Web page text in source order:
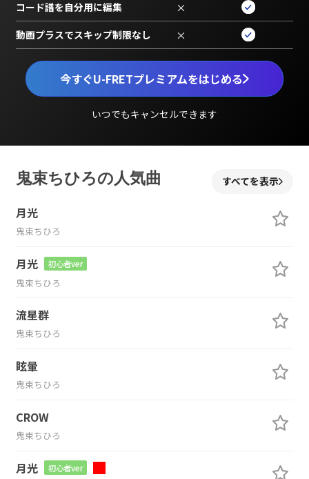
今すぐU-FRETプレミアムをはじめる
いつでもキャンセルできます
コード譜を自分用に編集 ×
動画プラスでスキップ制限なし ×
鬼束ちひろの人気曲 すべてを表示
月光
鬼束ちひろ
月光 初心者ver
鬼束ちひろ
流星群
鬼束ちひろ
眩暈
鬼束ちひろ
CROW
鬼束ちひろ
月光 初心者ver